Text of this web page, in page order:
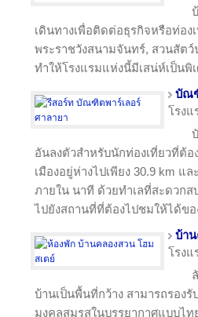
เดินทางเพื่อติดต่อธุรกิจหรือท่อง
พระราชวังสนามจันทร์, สวนสัต
ทำให้โรงแรมแห่งนี้มีเสน่ห์เป็นพิ
บัณ
โรง
อันลงตัวสำหรับนักท่องเที่ยวที่ต้
เมืองอยู่ห่างไปเพียง 30.9 km แ
ภายใน นาที ด้วยทำเลที่สะดวก
ไปยังสถานที่ที่ต้องไปชมให้ได้ขอ
บ้า
โรง
บ้านเป็นพื้นที่กว้าง สามารถรอง
มงคลสมรสในบรรยากาศแบบไ